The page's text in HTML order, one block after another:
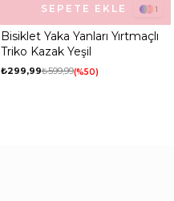
1
Bisiklet Yaka Yanları Yırtmaçlı
Triko Kazak Yeşil
₺299,99₺599,99 %50
SEPETE EKLE